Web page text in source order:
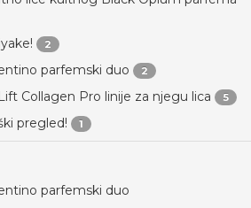
2
parfemski duo 2
Collagen Pro linije za njegu lica 5
pregled! 1
parfemski duo